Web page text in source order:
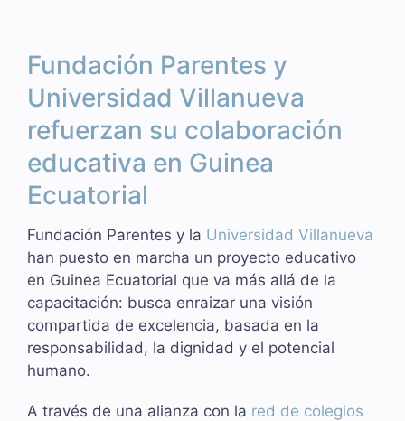
Fundación Parentes y
Universidad Villanueva
refuerzan su colaboración
educativa en Guinea
Ecuatorial
Fundación Parentes y la Universidad Villanueva
han puesto en marcha un proyecto educativo
en Guinea Ecuatorial que va más allá de la
capacitación: busca enraizar una visión
compartida de excelencia, basada en la
responsabilidad, la dignidad y el potencial
humano.
A través de una alianza con la red de colegios